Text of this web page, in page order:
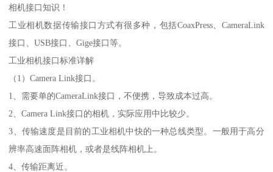
相机接口知识！
工业相机数据传输接口方式有很多种，包括CoaxPress、CameraLink
接口、USB接口、Gige接口等。
工业相机接口标准详解
（1）Camera Link接口。
1、需要单的CameraLink接口，不便携，导致成本过高。
2、Camera Link接口的相机，实际应用中比较少。
3、传输速度是目前的工业相机中快的一种总线类型。一般用于高分
辨率高速面阵相机，或者是线阵相机上。
4、传输距离近。